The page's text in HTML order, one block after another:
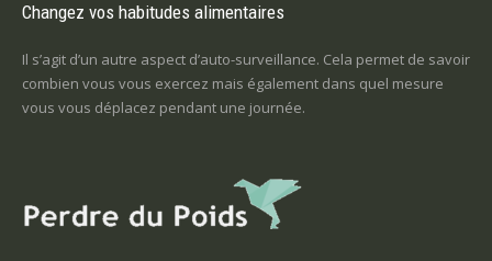
Changez vos habitudes alimentaires
Il s’agit d’un autre aspect d’auto-surveillance. Cela permet de savoir
combien vous vous exercez mais également dans quel mesure
vous vous déplacez pendant une journée.